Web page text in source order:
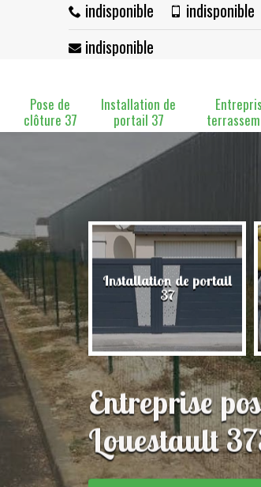
indisponible
indisponible
indisponible
Pose de
clôture 37
Installation de
portail 37
37 Installation de portail
37
Entreprise
Louestault